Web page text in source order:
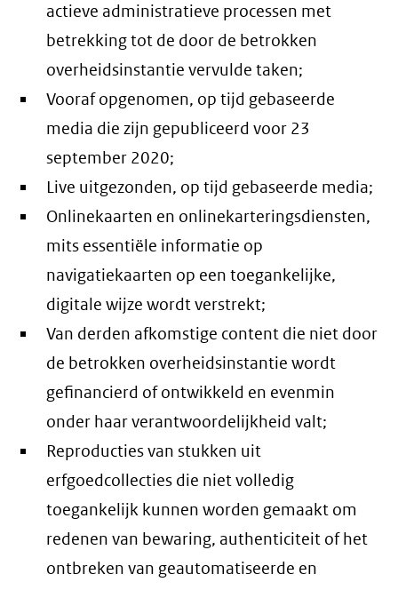
actieve administratieve processen met
betrekking tot de door de betrokken
overheidsinstantie vervulde taken;
Vooraf opgenomen, op tijd gebaseerde
media die zijn gepubliceerd voor 23
september 2020;
Live uitgezonden, op tijd gebaseerde media;
Onlinekaarten en onlinekarteringsdiensten,
mits essentiële informatie op
navigatiekaarten op een toegankelijke,
digitale wijze wordt verstrekt;
Van derden afkomstige content die niet door
de betrokken overheidsinstantie wordt
gefinancierd of ontwikkeld en evenmin
onder haar verantwoordelijkheid valt;
Reproducties van stukken uit
erfgoedcollecties die niet volledig
toegankelijk kunnen worden gemaakt om
redenen van bewaring, authenticiteit of het
ontbreken van geautomatiseerde en